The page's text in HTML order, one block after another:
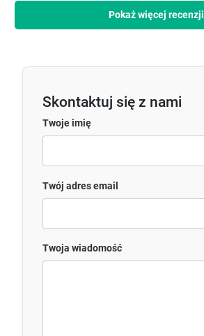
Pokaż więcej recenzji
Skontaktuj się z nami
Twoje imię
Twój adres email
Twoja wiadomość